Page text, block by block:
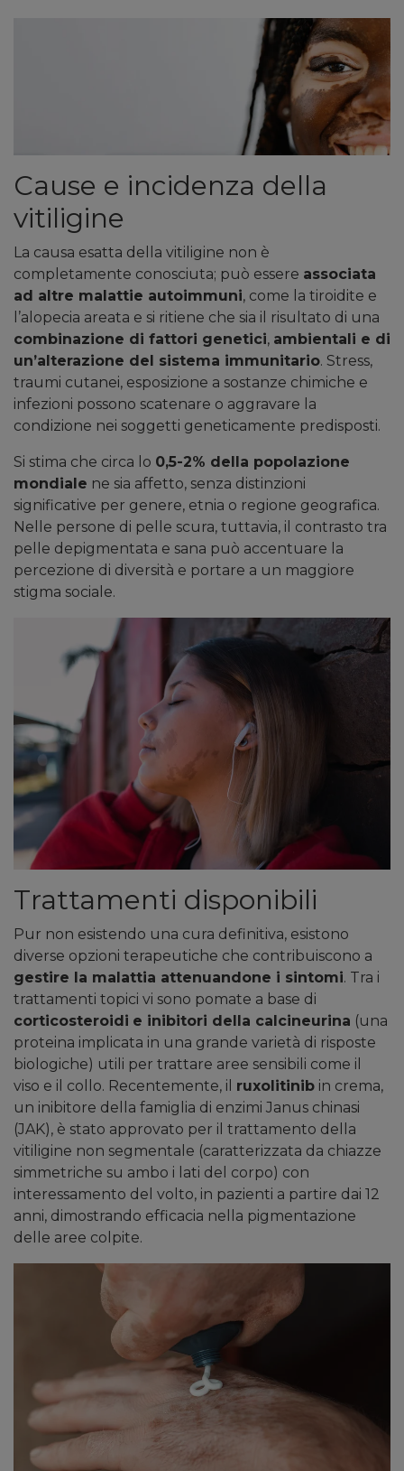
Cause e incidenza della
vitiligine
La causa esatta della vitiligine non è
completamente conosciuta; può essere associata
ad altre malattie autoimmuni, come la tiroidite e
l’alopecia areata e si ritiene che sia il risultato di una
combinazione di fattori genetici, ambientali e di
un’alterazione del sistema immunitario. Stress,
traumi cutanei, esposizione a sostanze chimiche e
infezioni possono scatenare o aggravare la
condizione nei soggetti geneticamente predisposti.
Si stima che circa lo 0,5-2% della popolazione
mondiale ne sia affetto, senza distinzioni
significative per genere, etnia o regione geografica.
Nelle persone di pelle scura, tuttavia, il contrasto tra
pelle depigmentata e sana può accentuare la
percezione di diversità e portare a un maggiore
stigma sociale.
Trattamenti disponibili
Pur non esistendo una cura definitiva, esistono
diverse opzioni terapeutiche che contribuiscono a
gestire la malattia attenuandone i sintomi. Tra i
trattamenti topici vi sono pomate a base di
corticosteroidi e inibitori della calcineurina (una
proteina implicata in una grande varietà di risposte
biologiche) utili per trattare aree sensibili come il
viso e il collo. Recentemente, il ruxolitinib in crema,
un inibitore della famiglia di enzimi Janus chinasi
(JAK), è stato approvato per il trattamento della
vitiligine non segmentale (caratterizzata da chiazze
simmetriche su ambo i lati del corpo) con
interessamento del volto, in pazienti a partire dai 12
anni, dimostrando efficacia nella pigmentazione
delle aree colpite.